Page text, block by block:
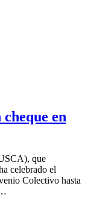
en
que
celebrado el
Colectivo hasta